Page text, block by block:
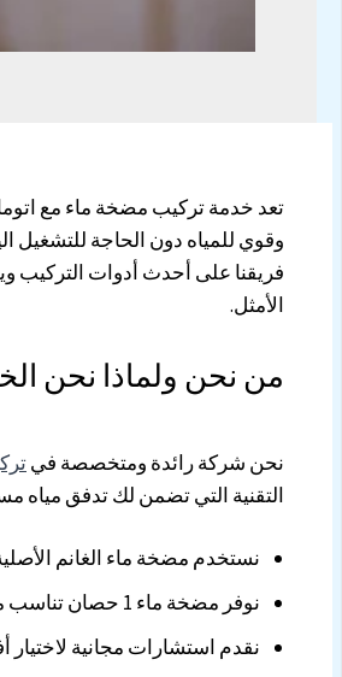
تعد خدمة تركيب مضخة ماء مع
وقوي للمياه دون الحاجة للتشغيل
فريقنا على أحدث أدوات التركيب
الأمثل.
من نحن ولماذا نحن
نحن شركة رائدة ومتخصصة في
التقنية التي تضمن لك تدفق مياه
نستخدم مضخة ماء الغانم
نوفر مضخة ماء 1 حصان تناسب معظم الاستخدامات المنزلية لتلبية كافة الاحتياجات
نقدم استشارات مجانية